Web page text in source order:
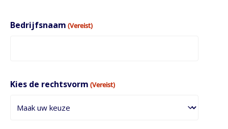
Bedrijfsnaam (Vereist)
Kies de rechtsvorm (Vereist)